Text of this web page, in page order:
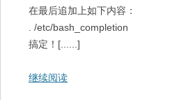
在最后追加上如下内容：
. /etc/bash_completion
搞定！[......]
继续阅读